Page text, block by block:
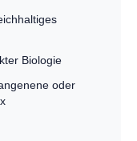
Biologie
oder